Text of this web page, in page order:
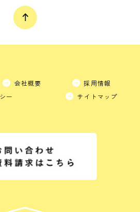
会社概要
採用情報
ー
サイトマップ